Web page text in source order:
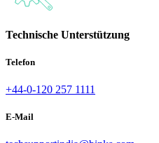
Technische Unterstützung
Telefon
+44-0-120 257 1111
E-Mail